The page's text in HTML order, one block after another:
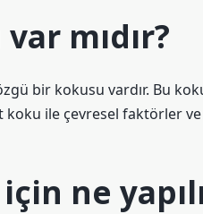
mıdır?
bir kokusu vardır. Bu
koku ile çevresel faktörler
ne